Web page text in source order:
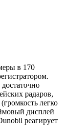
в 170
радаров,
легко
дисплей
реагирует